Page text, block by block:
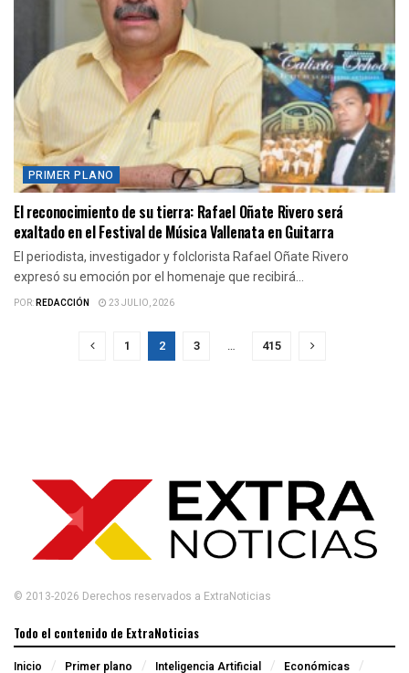
PRIMER PLANO
El reconocimiento de su tierra: Rafael Oñate Rivero será
exaltado en el Festival de Música Vallenata en Guitarra
El periodista, investigador y folclorista Rafael Oñate Rivero
expresó su emoción por el homenaje que recibirá...
POR:REDACCIÓN 23 JULIO, 2026
1 2 3 … 415
© 2013-2026 Derechos reservados a ExtraNoticias
Todo el contenido de ExtraNoticias
Inicio Primer plano Inteligencia Artificial Económicas